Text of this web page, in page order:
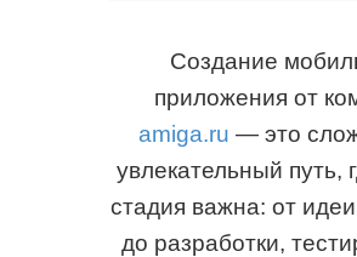
Создание
приложения от
amiga.ru — это
увлекательный путь,
стадия важна: от
до разработки,